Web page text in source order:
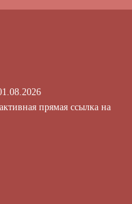
прямая ссылка на